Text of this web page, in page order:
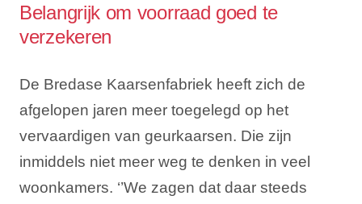
Belangrijk om voorraad goed te
verzekeren
De Bredase Kaarsenfabriek heeft zich de
afgelopen jaren meer toegelegd op het
vervaardigen van geurkaarsen. Die zijn
inmiddels niet meer weg te denken in veel
woonkamers. ‘’We zagen dat daar steeds